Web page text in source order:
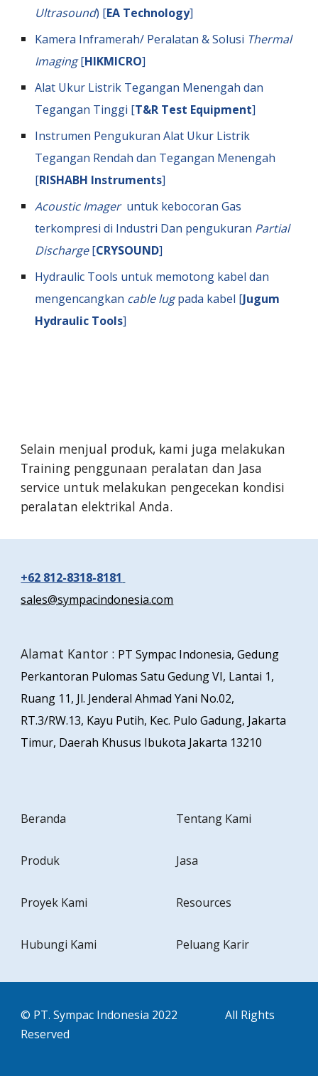
Ultrasound) [EA Technology]
Kamera Inframerah/ Peralatan & Solusi Thermal
Imaging[HIKMICRO]
Alat Ukur Listrik Tegangan Menengah dan
Tegangan Tinggi [T&R Test Equipment]
Instrumen Pengukuran Alat Ukur Listrik
Tegangan Rendah dan Tegangan Menengah
[RISHABH Instruments]
Acoustic Imageruntuk kebocoran Gas
terkompresi di Industri Dan pengukuran Partial
Discharge[CRYSOUND]
Hydraulic Tools untuk memotong kabel dan
mengencangkan cable lugpada kabel [Jugum
Hydraulic Tools]
Selain menjual produk, kami juga melakukan
Training penggunaan peralatan dan Jasa
service untuk melakukan pengecekan kondisi
peralatan elektrikal Anda.
+62 812-8318-8181
sales@sympacindonesia.com
Alamat Kantor : PT Sympac Indonesia, Gedung
Perkantoran Pulomas Satu Gedung VI, Lantai 1,
Ruang 11, Jl. Jenderal Ahmad Yani No.02,
RT.3/RW.13, Kayu Putih, Kec. Pulo Gadung, Jakarta
Timur, Daerah Khusus Ibukota Jakarta 13210
Beranda
Produk
Proyek Kami
Hubungi Kami
Tentang Kami
Jasa
Resources
Peluang Karir
© PT. Sympac Indonesia 2022
All Rights
Reserved